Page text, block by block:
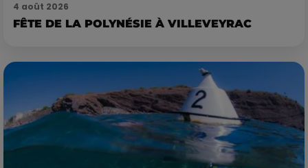
4 août 2026
FÊTE DE LA POLYNÉSIE À VILLEVEYRAC